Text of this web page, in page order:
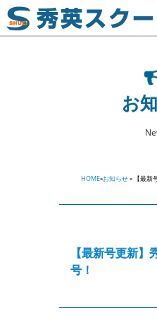
お
HOME»お知らせ» 【最新
【最新号更新
号！